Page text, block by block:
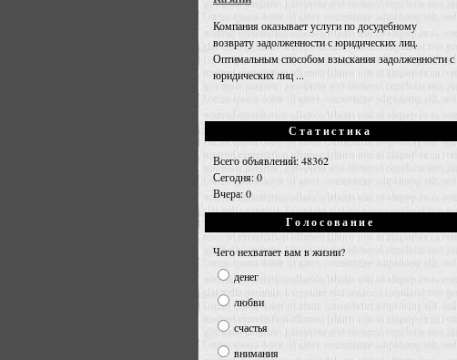
Компания оказывает услуги по досудебному
возврату задолженности с юридических лиц.
Оптимальным способом взыскания задолженности с
юридических лиц ...
Статистика
Всего объявлений: 48362
Сегодня: 0
Вчера: 0
Голосование
Чего нехватает вам в жизни?
денег
любви
счастья
внимания